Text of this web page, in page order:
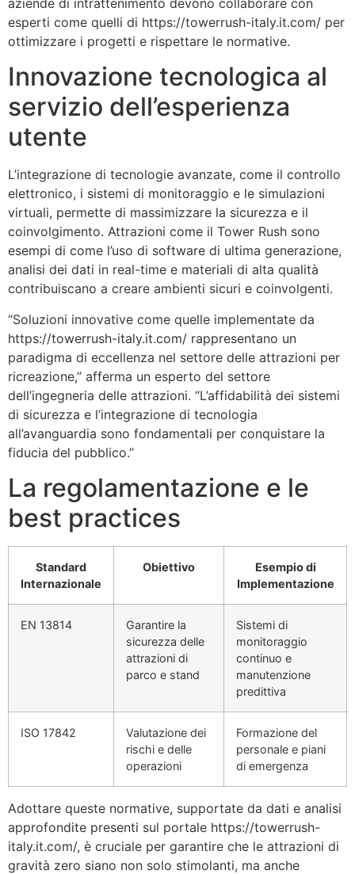
esperti come quelli di https://towerrush-italy.it.com/ per
ottimizzare i progetti e rispettare le normative.
Innovazione tecnologica al
servizio dell’esperienza
utente
L’integrazione di tecnologie avanzate, come il controllo
elettronico, i sistemi di monitoraggio e le simulazioni
virtuali, permette di massimizzare la sicurezza e il
coinvolgimento. Attrazioni come il Tower Rush sono
esempi di come l’uso di software di ultima generazione,
analisi dei dati in real-time e materiali di alta qualità
contribuiscano a creare ambienti sicuri e coinvolgenti.
“Soluzioni innovative come quelle implementate da
https://towerrush-italy.it.com/ rappresentano un
paradigma di eccellenza nel settore delle attrazioni per
ricreazione,” afferma un esperto del settore
dell’ingegneria delle attrazioni. “L’affidabilità dei sistemi
di sicurezza e l’integrazione di tecnologia
all’avanguardia sono fondamentali per conquistare la
fiducia del pubblico.”
La regolamentazione e le
best practices
Standard
Internazionale
Obiettivo
Esempio di
Implementazione
EN 13814
Garantire la
sicurezza delle
attrazioni di
parco e stand
Sistemi di
monitoraggio
continuo e
manutenzione
predittiva
ISO 17842
Valutazione dei
rischi e delle
operazioni
Formazione del
personale e piani
di emergenza
Adottare queste normative, supportate da dati e analisi
approfondite presenti sul portale https://towerrush-
italy.it.com/, è cruciale per garantire che le attrazioni di
gravità zero siano non solo stimolanti, ma anche